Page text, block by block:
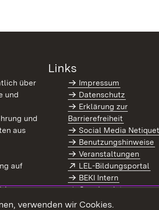
über
und
und
aus
auf
(Öffnet in neuem Fenster)
Links
Impressum
Datenschutz
Erklärung zur
Barrierefreiheit
Social Media
Benutzungshinweise
Veranstaltungen
Extern:
LEL-Bildungsportal
BEKI Intern
Coaches Intern
Intranet
verwenden wir Cookies.